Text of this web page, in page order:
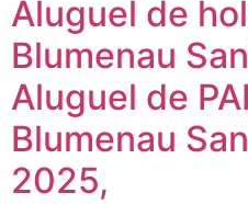
Aluguel de
Blumenau
Aluguel de
Blumenau
2025,